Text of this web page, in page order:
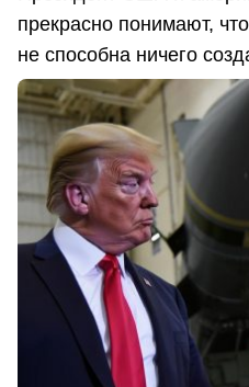
прекрасно понимают,
не способна ничего